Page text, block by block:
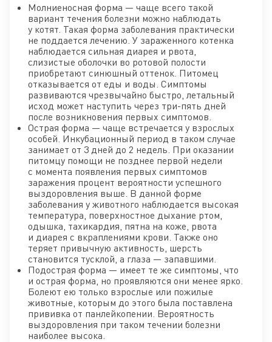
Молниеносная форма — чаще всего такой
вариант течения болезни можно наблюдать
у котят. Такая форма заболевания практически
не поддается лечению. У зараженного котенка
наблюдается сильная диарея и рвота,
слизистые оболочки во ротовой полости
приобретают синюшный оттенок. Питомец
отказывается от еды и воды. Симптомы
развиваются чрезвычайно быстро, летальный
исход может наступить через три-пять дней
после возникновения первых симптомов.
Острая форма — чаще встречается у взрослых
особей. Инкубационный период в таком случае
занимает от 3 дней до 2 недель. При оказании
питомцу помощи не позднее первой недели
с момента появления первых симптомов
заражения процент вероятности успешного
выздоровления выше. В данной форме
заболевания у животного наблюдается высокая
температура, поверхностное дыхание ртом,
одышка, тахикардия, пятна на коже, рвота
и диарея с вкраплениями крови. Также оно
теряет привычную активность, шерсть
становится тусклой, а глаза — запавшими.
Подострая форма — имеет те же симптомы, что
и острая форма, но проявляются они менее ярко.
Болеют ею только взрослые или пожилые
животные, которым до этого была поставлена
прививка от панлейкопении. Вероятность
выздоровления при таком течении болезни
наиболее высока.